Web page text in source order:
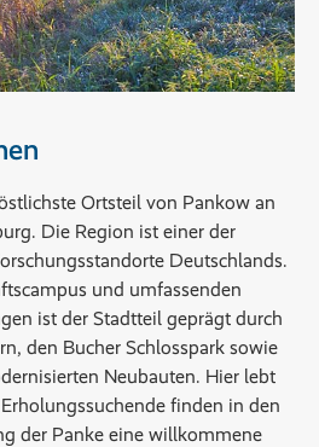
Ortsteil von Pankow an
Die Region ist einer der
Deutschlands.
und umfassenden
ist der Stadtteil geprägt durch
den Bucher Schlosspark sowie
Neubauten. Hier lebt
finden in den
der Panke eine willkommene